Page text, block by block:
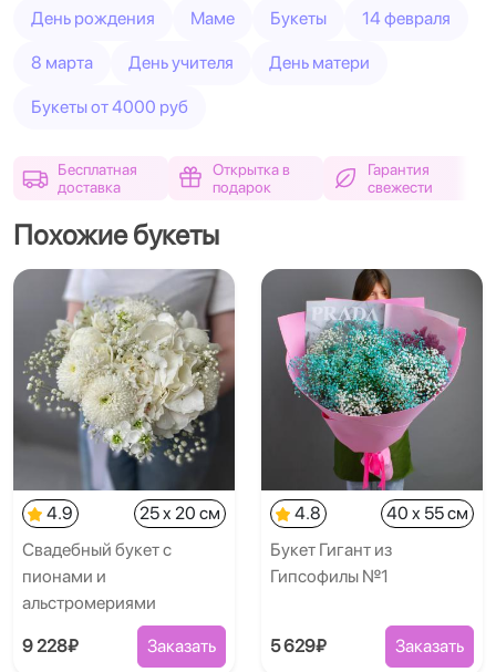
День рождения Маме Букеты 14 февраля
8 марта День учителя День матери
Букеты от 4000 руб
Бесплатная
доставка
Открытка в
подарок
Гарантия
свежести
Похожие букеты
4.9
25 x 20 см
Свадебный букет с
пионами и
альстромериями
9 228₽ Заказать
4.8
40 x 55 см
Букет Гигант из
Гипсофилы №1
5 629₽ Заказать